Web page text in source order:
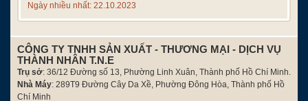
Ngày nhiều nhất: 22.10.2023
CÔNG TY TNHH SẢN XUẤT - THƯƠNG MẠI - DỊCH VỤ
THÀNH NHÂN T.N.E
Trụ sở: 36/12 Đường số 13, Phường Linh Xuân, Thành phố Hồ Chí Minh.
Nhà Máy: 289T9 Đường Cây Da Xề, Phường Đông Hòa, Thành phố Hồ
Chí Minh